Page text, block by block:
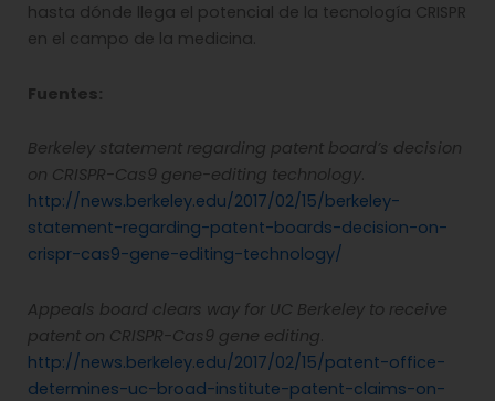
hasta dónde llega el potencial de la tecnología CRISPR
en el campo de la medicina.
Fuentes:
Berkeley statement regarding patent board’s decision
on CRISPR-Cas9 gene-editing technology.
http://news.berkeley.edu/2017/02/15/berkeley-
statement-regarding-patent-boards-decision-on-
crispr-cas9-gene-editing-technology/
Appeals board clears way for UC Berkeley to receive
patent on CRISPR-Cas9 gene editing.
http://news.berkeley.edu/2017/02/15/patent-office-
determines-uc-broad-institute-patent-claims-on-